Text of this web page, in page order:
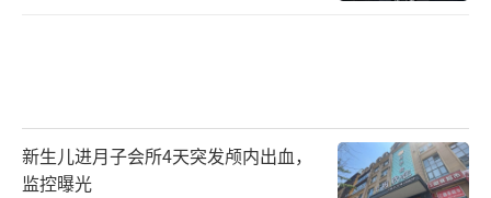
新生儿进月子会所4天突发颅内出血，
监控曝光